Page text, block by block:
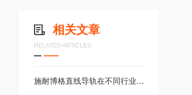
相关文章
RELATED ARTICLES
施耐博格直线导轨在不同行业中的具体应用分享